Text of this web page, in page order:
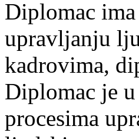
Diplomac
upravljanju
kadrovima,
Diplomac je
procesima